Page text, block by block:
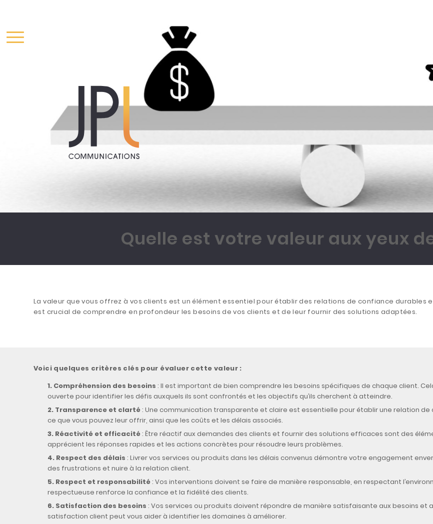
Quelle est votre valeur aux yeux
La valeur que vous offrez à vos clients est un élément essentiel pour établir des relations de confiance
est crucial de comprendre en profondeur les besoins de vos clients et de leur fournir des solutions adaptées.
Voici quelques critères clés pour évaluer cette valeur :
Compréhension des besoins : Il est important de bien comprendre les besoins spécifiques de chaque client.
ouverte pour identifier les défis auxquels ils sont confrontés et les objectifs qu’ils cherchent à atteindre.
Transparence et clarté: Une communication transparente et claire est essentielle pour établir une relation
ce que vous pouvez leur offrir, ainsi que les coûts et les délais associés.
Réactivité et efficacité: Être réactif aux demandes des clients et fournir des solutions efficaces sont des
apprécient les réponses rapides et les actions concrètes pour résoudre leurs problèmes.
Respect des délais : Livrer vos services ou produits dans les délais convenus démontre votre engagement
des frustrations et nuire à la relation client.
Respect et responsabilité: Vos interventions doivent se faire de manière responsable, en respectant
respectueuse renforce la confiance et la fidélité des clients.
Satisfaction des besoins : Vos services ou produits doivent répondre de manière satisfaisante aux besoins et
satisfaction client peut vous aider à identifier les domaines à améliorer.